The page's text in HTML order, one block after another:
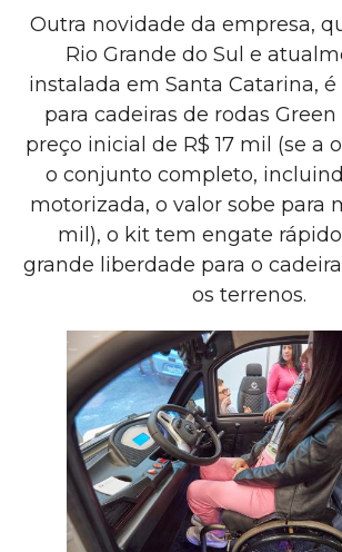
Outra novidade da empresa,
Rio Grande do Sul e
instalada em Santa Catarina,
para cadeiras de rodas Green
preço inicial de R$ 17 mil (se a
o conjunto completo,
motorizada, o valor sobe para
mil), o kit tem engate
grande liberdade para o
os terrenos.